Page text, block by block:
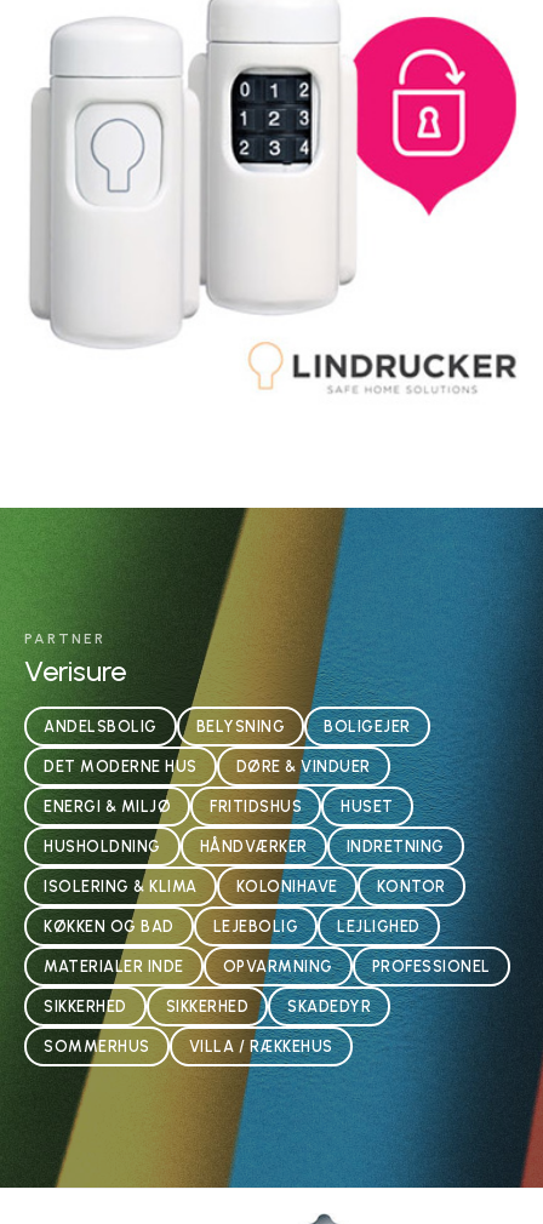
PARTNER
Verisure
ANDELSBOLIG BELYSNING BOLIGEJER
DET MODERNE HUS DØRE & VINDUER
ENERGI & MILJØ FRITIDSHUS HUSET
HUSHOLDNING HÅNDVÆRKER INDRETNING
ISOLERING & KLIMA KOLONIHAVE KONTOR
KØKKEN OG BAD LEJEBOLIG LEJLIGHED
MATERIALER INDE OPVARMNING PROFESSIONEL
SIKKERHED SIKKERHED SKADEDYR
SOMMERHUS VILLA / RÆKKEHUS